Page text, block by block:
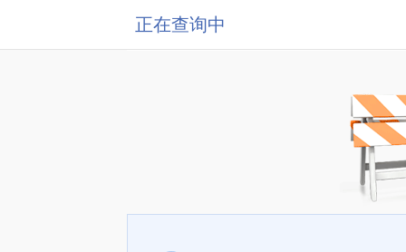
正在查询中